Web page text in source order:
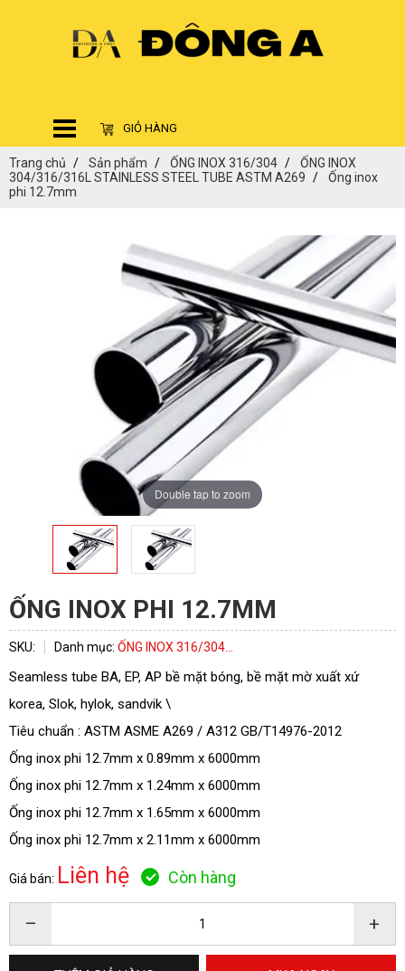
GIỎ HÀNG
Trang chủ Sản phẩm ỐNG INOX 316/304
ỐNG INOX
304/316/316L STAINLESS STEEL TUBE ASTM A269
Ống inox
phi 12.7mm
Double tap to zoom
ỐNG INOX PHI 12.7MM
SKU: Danh mục: ỐNG INOX 316/304...
Seamless tube BA, EP, AP bề mặt bóng, bề mặt mờ xuất xứ
korea, Slok, hylok, sandvik \
Tiêu chuẩn : ASTM ASME A269 / A312 GB/T14976-2012
Ống inox phi 12.7mm x 0.89mm x 6000mm
Ống inox phi 12.7mm x 1.24mm x 6000mm
Ống inox phi 12.7mm x 1.65mm x 6000mm
Ống inox phi 12.7mm x 2.11mm x 6000mm
Giá bán: Liên hệ Còn hàng
– +